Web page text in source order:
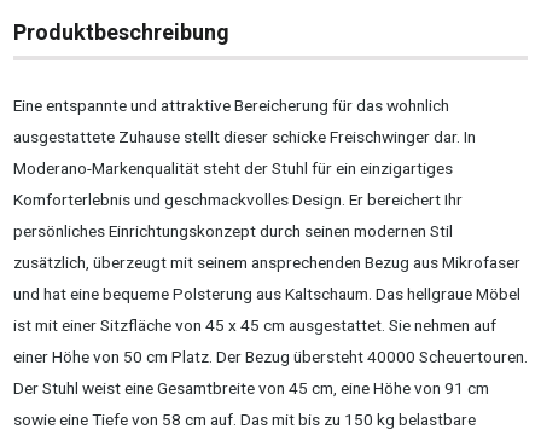
Produktbeschreibung
Eine entspannte und attraktive Bereicherung für das wohnlich
ausgestattete Zuhause stellt dieser schicke Freischwinger dar. In
Moderano-Markenqualität steht der Stuhl für ein einzigartiges
Komforterlebnis und geschmackvolles Design. Er bereichert Ihr
persönliches Einrichtungskonzept durch seinen modernen Stil
zusätzlich, überzeugt mit seinem ansprechenden Bezug aus Mikrofaser
und hat eine bequeme Polsterung aus Kaltschaum. Das hellgraue Möbel
ist mit einer Sitzfläche von 45 x 45 cm ausgestattet. Sie nehmen auf
einer Höhe von 50 cm Platz. Der Bezug übersteht 40000 Scheuertouren.
Der Stuhl weist eine Gesamtbreite von 45 cm, eine Höhe von 91 cm
sowie eine Tiefe von 58 cm auf. Das mit bis zu 150 kg belastbare